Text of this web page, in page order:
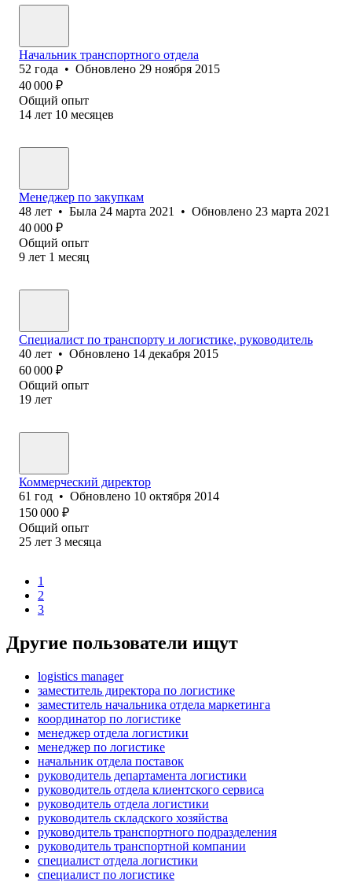
Начальник транспортного отдела
52 года • Обновлено 29 ноября 2015
40 000 ₽
Общий опыт
14 лет 10 месяцев
Менеджер по закупкам
48 лет • Была 24 марта 2021 • Обновлено 23 марта 2021
40 000 ₽
Общий опыт
9 лет 1 месяц
Специалист по транспорту и логистике, руководитель
40 лет • Обновлено 14 декабря 2015
60 000 ₽
Общий опыт
19 лет
Коммерческий директор
61 год • Обновлено 10 октября 2014
150 000 ₽
Общий опыт
25 лет 3 месяца
1
2
3
Другие пользователи ищут
logistics manager
заместитель директора по логистике
заместитель начальника отдела маркетинга
координатор по логистике
менеджер отдела логистики
менеджер по логистике
начальник отдела поставок
руководитель департамента логистики
руководитель отдела клиентского сервиса
руководитель отдела логистики
руководитель складского хозяйства
руководитель транспортного подразделения
руководитель транспортной компании
специалист отдела логистики
специалист по логистике